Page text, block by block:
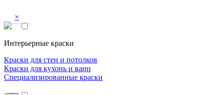
×
Интерьерные краски
Краски для стен и потолков
Краски для кухонь и ванн
Специализированные краски